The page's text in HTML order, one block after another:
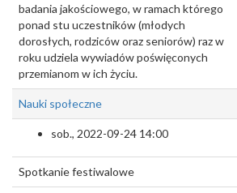
badania jakościowego, w ramach którego
ponad stu uczestników (młodych
dorosłych, rodziców oraz seniorów) raz w
roku udziela wywiadów poświęconych
przemianom w ich życiu.
Nauki społeczne
sob., 2022-09-24 14:00
Spotkanie festiwalowe